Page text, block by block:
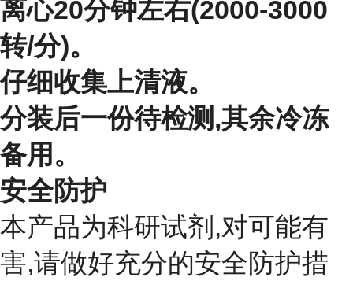
离心20分钟左右(2000-3000
转/分)。
仔细收集上清液。
分装后一份待检测,其余冷冻
备用。
安全防护
本产品为科研试剂,对可能有
害,请做好充分的安全防护措